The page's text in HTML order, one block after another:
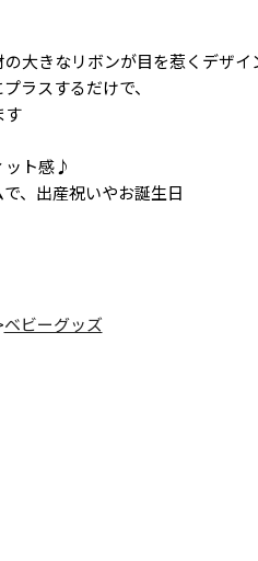
大きなリボンが目を惹くデザイ
ラスするだけで、
す
ット感♪
、出産祝いやお誕生日
ベビーグッズ